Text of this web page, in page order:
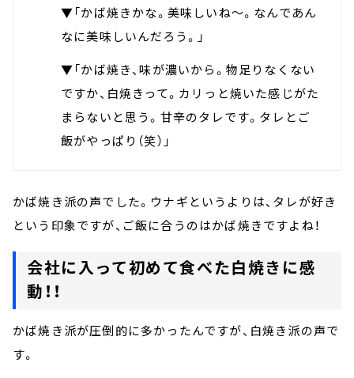
▼「かば焼きかな。美味しいね～。なんであん
なに美味しいんだろう。」
▼「かば焼き、味が濃いから。物足りなくない
ですか、白焼きって。カリっと焼いた感じがた
まらないと思う。甘辛のタレです。タレとご
飯がやっぱり（笑）」
かば焼き派の声でした。ウナギというよりは、タレが好き
という印象ですが、ご飯に合うのはかば焼きですよね！
会社に入って初めて食べた白焼きに感
動！！
かば焼き派が圧倒的に多かったんですが、白焼き派の声で
す。